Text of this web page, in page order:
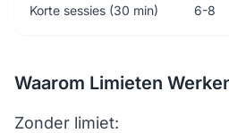
Korte sessies (30 min) 6-8
Waarom Limieten
Zonder limiet: